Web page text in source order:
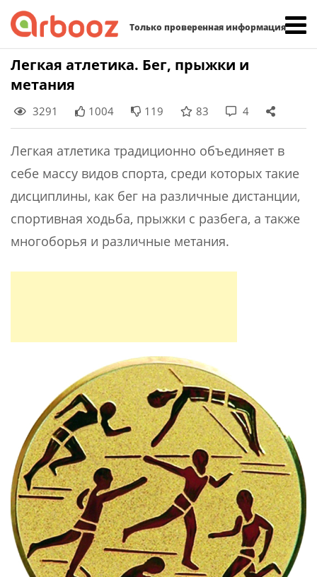
Только проверенная информация
Skip
Легкая атлетика. Бег, прыжки и
метания
3291 1004 119 83 4
Легкая атлетика традиционно объединяет в
себе массу видов спорта, среди которых такие
дисциплины, как бег на различные дистанции,
спортивная ходьба, прыжки с разбега, а также
многоборья и различные метания.
Найти: